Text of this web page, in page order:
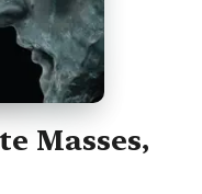
Masses,